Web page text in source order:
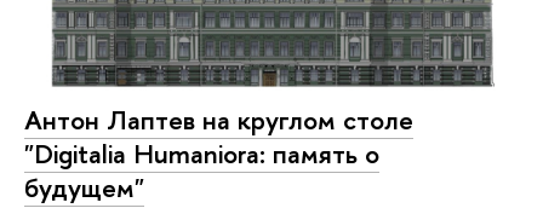
Антон Лаптев на круглом столе
"Digitalia Humaniora: память о
будущем"